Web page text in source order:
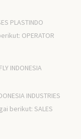
PLASTINDO
OPERATOR
INDONESIA
INDUSTRIES
berikut: SALES